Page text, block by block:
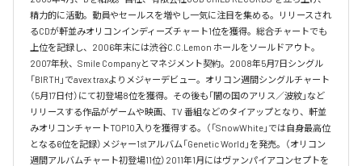
精力的に活動。動員やセールスを増やし一気に注目を集める。リリースされ
るCDが軒並みオリコンインディーズチャート1位を獲得。総合チャートでも
上位を記録し、2006年末には渋谷C.C.Lemon ホールをソールドアウト。
2007年秋、Smile Companyとマネジメント契約。2008年5月7日シングル
「BIRTH」でavex traxよりメジャーデビュー。オリコン週間シングルチャート
（5月17日付）にて初登場8位を獲得。その後も「闇の国のアリス／波紋」など
リリースする作品がゲームや映画、TV 番組などのタイアップとなり、軒並
みオリコンチャートTOP10入りを獲得する。（「SnowWhite」では自身最高位
となる6位を記録）メジャー1stアルバム「Genetic World」を発売。（オリコン
週間アルバムチャート初登場11位）2011年1月にはヴァンパイアコンセプトを